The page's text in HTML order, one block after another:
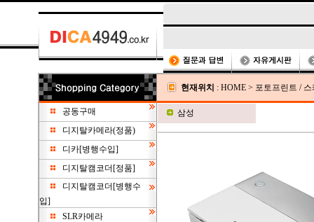
공동구매
디지탈카메라(정품)
디카[병행수입]
디지탈캠코더[정품]
디지탈캠코더[병행수
입]
SLR카메라
현재위치 : HOME > 포토프린트 / 스
삼성